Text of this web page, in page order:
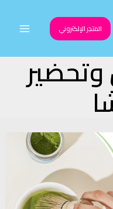
المتجر الإلكتروني
Main